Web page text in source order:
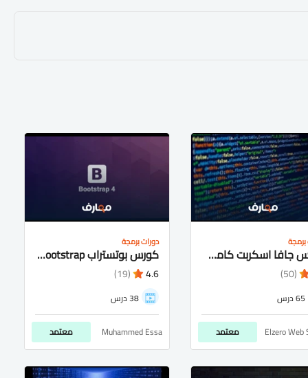
كورس جافا اسكربت كامل شرح عربى للمبتدئيين
(50)
65 درس
Elzero Web معتمد
دورات برمجة
كورس بوتستراب bootstrap شرح عربى كامل للمتبدئيين
4.6
(19)
38 درس
Muhammed Essa معتمد